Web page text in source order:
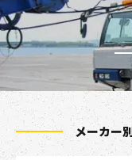
メーカー